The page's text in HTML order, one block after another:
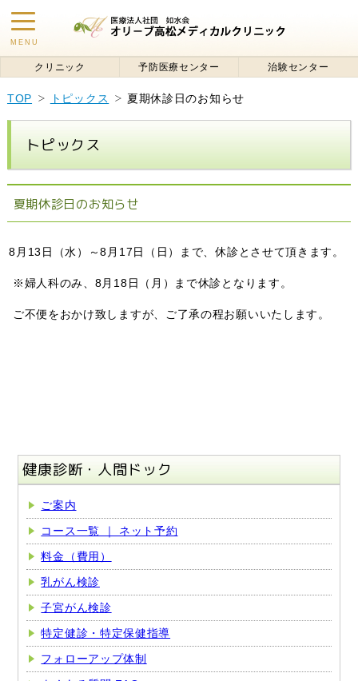
toggle
navigation
MENU
クリニック 予防医療センター 治験センター
TOP トピックス 夏期休診日のお知らせ
トピックス
夏期休診日のお知らせ
8 月 13 日（水）～8 月 17日（日）まで、休診とさせて頂きます。
※婦人科のみ、 8月 18日（月）まで休診となります。
ご不便をおかけ致しますが、ご了承の程お願いいたします。
健康診断・人間ドック
ご案内
コース一覧 ｜ ネット予約
料金（費用）
乳がん検診
子宮がん検診
特定健診・特定保健指導
フォローアップ体制